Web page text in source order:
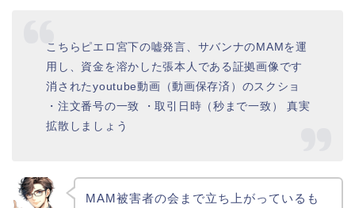
こちらピエロ宮下の嘘発言、サバンナのMAMを運
用し、資金を溶かした張本人である証拠画像です
消されたyoutube動画（動画保存済）のスクショ
・注文番号の一致 ・取引日時（秒まで一致） 真実
拡散しましょう
MAM被害者の会まで立ち上がっているも